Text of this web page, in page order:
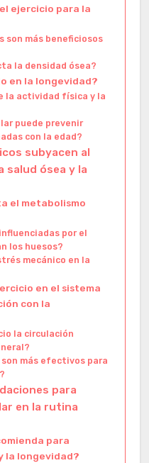
ejercicio para la
son más beneficiosos
la densidad ósea?
en la longevidad?
la actividad física y la
puede prevenir
con la edad?
subyacen al
salud ósea y la
el metabolismo
por el
los huesos?
mecánico en la
en el sistema
con la
la circulación
más efectivos para
para
en la rutina
para
la longevidad?